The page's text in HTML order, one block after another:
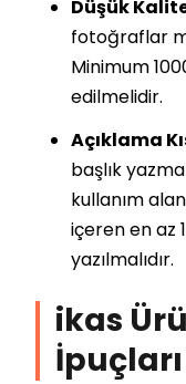
Düşük
fotoğraflar
Minimum
edilmelidir.
Açıklama
başlık
kullanım
içeren en az
yazılmalıdır.
ikas
İpuçları